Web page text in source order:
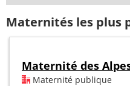
Maternités les plus
Maternité des
Maternité publique